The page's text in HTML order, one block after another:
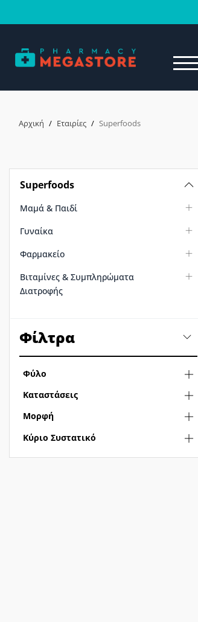
Αρχική / Εταιρίες / Superfoods
Superfoods
Μαμά & Παιδί
Γυναίκα
Φαρμακείο
Βιταμίνες & Συμπληρώματα
Διατροφής
Φίλτρα
Φύλο
Καταστάσεις
Μορφή
Κύριο Συστατικό